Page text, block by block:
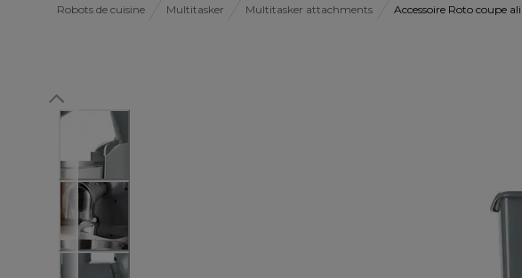
Robots de cuisine Multitasker Multitasker attachments Accessoire Roto coupe